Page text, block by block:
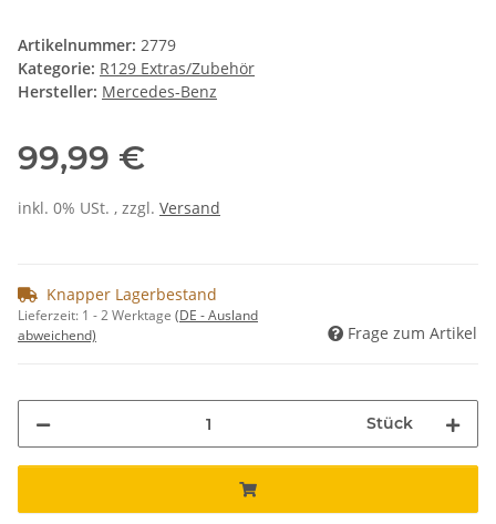
Artikelnummer: 2779
Kategorie: R129 Extras/Zubehör
Hersteller: Mercedes-Benz
99,99 €
inkl. 0% USt. , zzgl. Versand
Knapper Lagerbestand
Lieferzeit: 1 - 2 Werktage (DE - Ausland
abweichend)
Frage zum Artikel
Stück